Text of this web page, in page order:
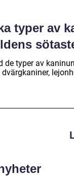
typer av
de typer av